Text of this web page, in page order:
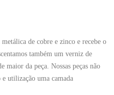
de cobre e zinco e recebe o
também um verniz de
maior da peça. Nossas peças não
utilização uma camada